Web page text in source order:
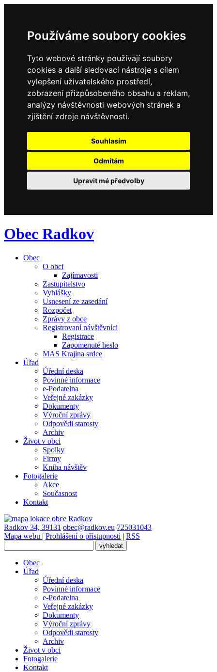
Používáme soubory cookies
Tyto webové stránky používají soubory
cookies a další sledovací nástroje s cílem
vylepšení uživatelského prostředí,
zobrazení přizpůsobeného obsahu a reklam,
analýzy návštěvnosti webových stránek a
zjištění zdroje návštěvnosti.
Souhlasím
Odmítám
Upravit mé předvolby
Obec Radkov
Obec
O obci
Zajímavosti
Zastupitelstvo
Vyhlášky
Usnesení ze zasedání
Rozpočet
Zprávy z obce
Registrovaní návštěvníci
Registrace
Zapomenuté heslo
MAS Krajina srdce
Úřad
Úřední deska
Povinné informace
e-Podatelna
Veřejné zakázky
Dokumenty
Výroční zprávy
Odpovědi starosty
Archiv
Život v obci
Spolky
Firmy
Kniha návštěv
Fotogalerie
Akce
Současnost
Kontakt
Radkov 34, 39131 obec@radkov.eu 725031043
Mapa webu | Prohlášení o přístupnosti | RSS
Obec
Úřad
Úřední deska
Povinné informace
e-Podatelna
Veřejné zakázky
Dokumenty
Výroční zprávy
Odpovědi starosty
Archiv
Život v obci
Fotogalerie
Kontakt